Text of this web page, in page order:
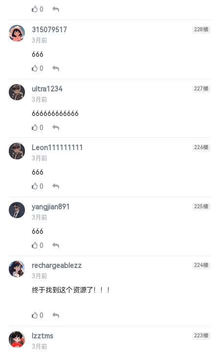
0
315079517
3月前
228楼
666
0
ultra1234
3月前
227楼
666666666666
0
Leon111111111
3月前
226楼
666
0
yangjian891
3月前
225楼
666
0
rechargeablezz
3月前
224楼
终于找到这个资源了！！！
0
lzztms
3月前
223楼